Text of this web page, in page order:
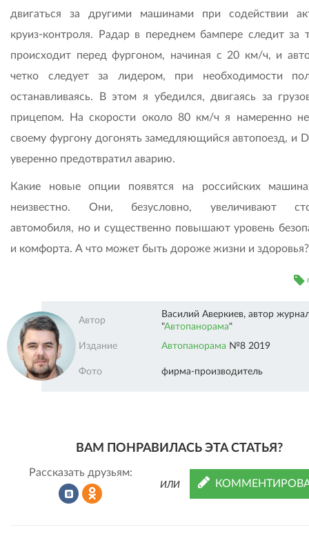
двигаться за другими машинами при содействии
круиз-контроля. Радар в переднем бампере следит за
происходит перед фургоном, начиная с 20 км/ч, и
четко следует за лидером, при необходимости
останавливаясь. В этом я убедился, двигаясь за
прицепом. На скорости около 80 км/ч я намеренно
своему фургону догонять замедляющийся автопоезд, и
уверенно предотвратил аварию.
Какие новые опции появятся на российских
неизвестно. Они, безусловно, увеличивают
автомобиля, но и существенно повышают уровень
и комфорта. А что может быть дороже жизни и здоровья?
Автопанорама"" />
Автор
Василий Аверкиев, автор
"Автопанорама"
Издание
Автопанорама №8 2019
Фото фирма-производитель
ВАМ ПОНРАВИЛАСЬ ЭТА СТАТЬЯ?
Рассказать друзьям:
ИЛИ